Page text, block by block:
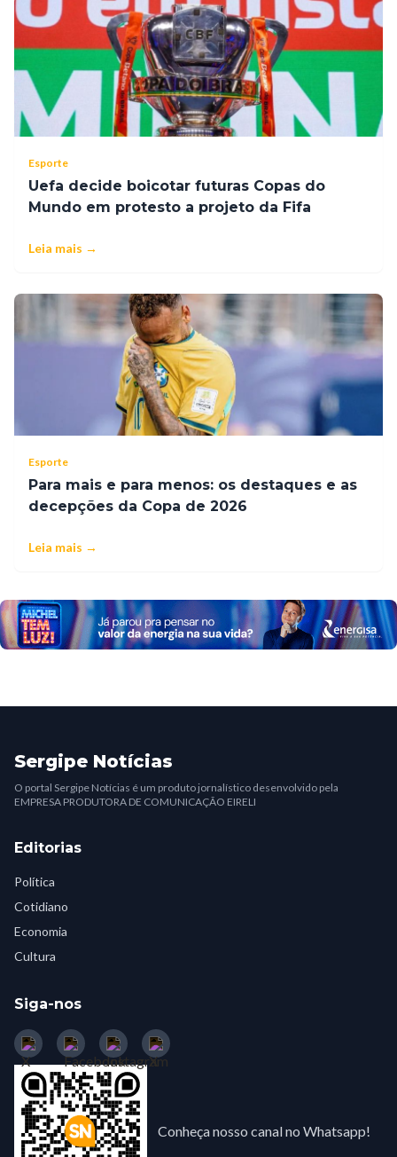
Esporte
Uefa decide boicotar futuras Copas do
Mundo em protesto a projeto da Fifa
Leia mais →
Esporte
Para mais e para menos: os destaques e as
decepções da Copa de 2026
Leia mais →
Sergipe Notícias
O portal Sergipe Notícias é um produto jornalístico desenvolvido pela
EMPRESA PRODUTORA DE COMUNICAÇÃO EIRELI
Editorias
Política
Cotidiano
Economia
Cultura
Siga-nos
Conheça nosso canal no Whatsapp!